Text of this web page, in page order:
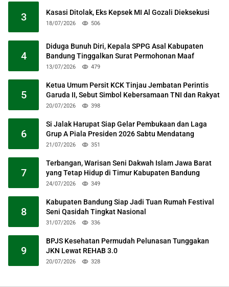
3 Kasasi Ditolak, Eks Kepsek MI Al Gozali Dieksekusi
18/07/2026 506
4
Diduga Bunuh Diri, Kepala SPPG Asal Kabupaten
Bandung Tinggalkan Surat Permohonan Maaf
13/07/2026 479
5
Ketua Umum Persit KCK Tinjau Jembatan Perintis
Garuda II, Sebut Simbol Kebersamaan TNI dan Rakyat
20/07/2026 398
6
Si Jalak Harupat Siap Gelar Pembukaan dan Laga
Grup A Piala Presiden 2026 Sabtu Mendatang
21/07/2026 351
7
Terbangan, Warisan Seni Dakwah Islam Jawa Barat
yang Tetap Hidup di Timur Kabupaten Bandung
24/07/2026 349
8
Kabupaten Bandung Siap Jadi Tuan Rumah Festival
Seni Qasidah Tingkat Nasional
31/07/2026 336
9
BPJS Kesehatan Permudah Pelunasan Tunggakan
JKN Lewat REHAB 3.0
20/07/2026 328